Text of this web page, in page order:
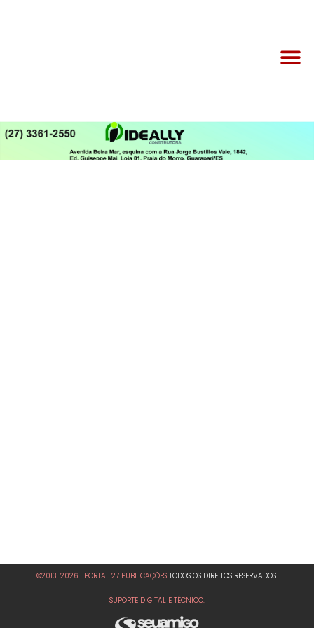
©2013-2026 | PORTAL 27 PUBLICAÇÕES TODOS OS DIREITOS RESERVADOS.
SUPORTE DIGITAL E TÉCNICO: